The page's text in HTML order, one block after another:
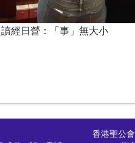
經日營：「事」無大小
香港聖公會